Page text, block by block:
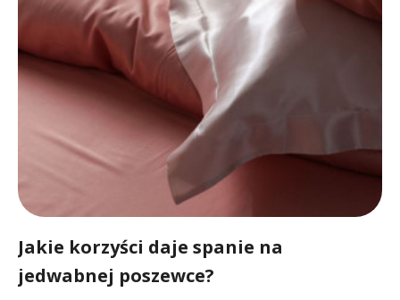
Jakie korzyści daje spanie na
jedwabnej poszewce?